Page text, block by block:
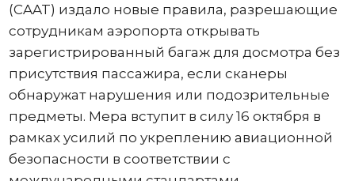
(CAAT) издало новые правила, разрешающие
сотрудникам аэропорта открывать
зарегистрированный багаж для досмотра без
присутствия пассажира, если сканеры
обнаружат нарушения или подозрительные
предметы. Мера вступит в силу 16 октября в
рамках усилий по укреплению авиационной
безопасности в соответствии с